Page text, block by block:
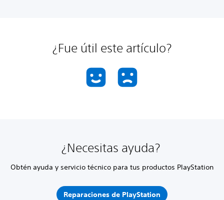
¿Fue útil este artículo?
¿Necesitas ayuda?
Obtén ayuda y servicio técnico para tus productos PlayStation
Reparaciones de PlayStation